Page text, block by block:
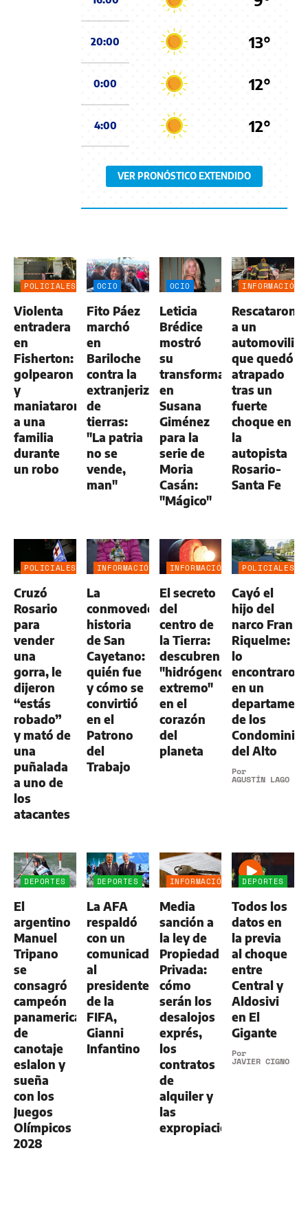
20:00 13°
0:00 12°
4:00 12°
VER PRONÓSTICO EXTENDIDO
POLICIALES
Violenta
entradera
en
Fisherton:
golpearon
y
maniataron
a una
familia
durante
un robo
OCIO
Fito Páez
marchó
en
Bariloche
contra la
extranjerización
de
tierras:
"La patria
no se
vende,
man"
OCIO
Leticia
Brédice
mostró
su
transformación
en
Susana
Giménez
para la
serie de
Moria
Casán:
"Mágico"
INFORMACIÓN
Rescataron
a un
que quedó
atrapado
tras un
fuerte
choque en
la
autopista
Rosario-
Santa Fe
POLICIALES
Cruzó
Rosario
para
vender
una
gorra, le
dijeron
“estás
robado”
y mató de
una
puñalada
a uno de
los
atacantes
INFORMACIÓN
La
conmovedora
historia
de San
Cayetano:
quién fue
y cómo se
convirtió
en el
Patrono
del
Trabajo
INFORMACIÓN
El secreto
del
centro de
la Tierra:
descubren
"hidrógeno
extremo"
en el
corazón
del
planeta
POLICIALES
Cayó el
hijo del
narco Fran
Riquelme:
lo
encontraron
en un
de los
del Alto
Por
AGUSTÍN LAGO
DEPORTES
El
argentino
Manuel
Tripano
se
consagró
campeón
panamericano
de
canotaje
eslalon y
sueña
con los
Juegos
Olímpicos
2028
DEPORTES
La AFA
respaldó
con un
comunicado
al
presidente
de la
FIFA,
Gianni
Infantino
INFORMACIÓN
Media
sanción a
la ley de
Propiedad
Privada:
cómo
serán los
desalojos
exprés,
los
contratos
de
alquiler y
las
expropiaciones
DEPORTES
Todos los
datos en
la previa
al choque
entre
Central y
Aldosivi
en El
Gigante
Por
JAVIER CIGNO